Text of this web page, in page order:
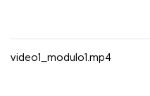
video1_modulo1.mp4